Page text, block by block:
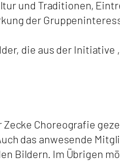
und Traditionen,
der
die aus der Initiative
Choreografie
das anwesende
Bildern. Im Übrigen